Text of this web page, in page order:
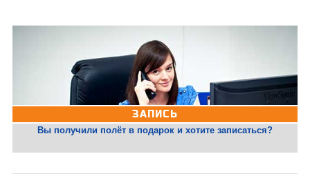
ЗАПИСЬ
Вы получили полёт в подарок и хотите записаться?